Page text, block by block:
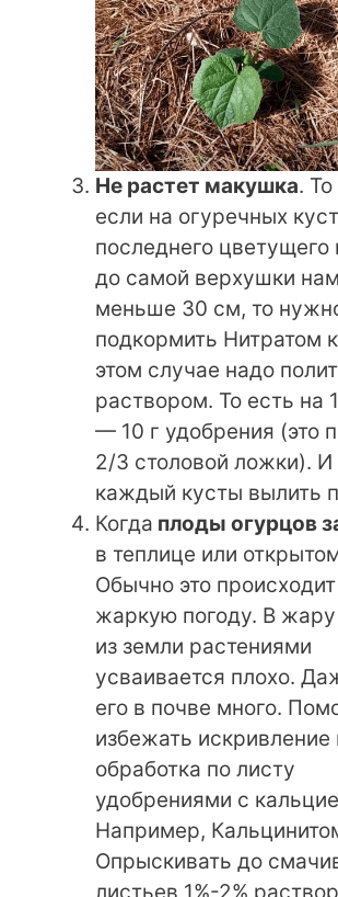
Не растет макушка.
если на огуречных
последнего цветущего
до самой верхушки
меньше 30 см, то
подкормить Нитратом
этом случае надо
раствором. То есть на
— 10 г удобрения (это
2/3 столовой ложки). И
каждый кусты вылить
Когда плоды огурцов
в теплице или
Обычно это
жаркую погоду. В жару
из земли растениями
усваивается плохо.
его в почве много.
избежать искривление
обработка по листу
удобрениями с
Например,
Опрыскивать до